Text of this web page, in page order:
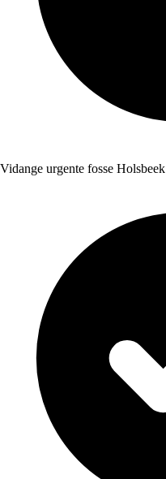
Vidange urgente fosse Holsbeek